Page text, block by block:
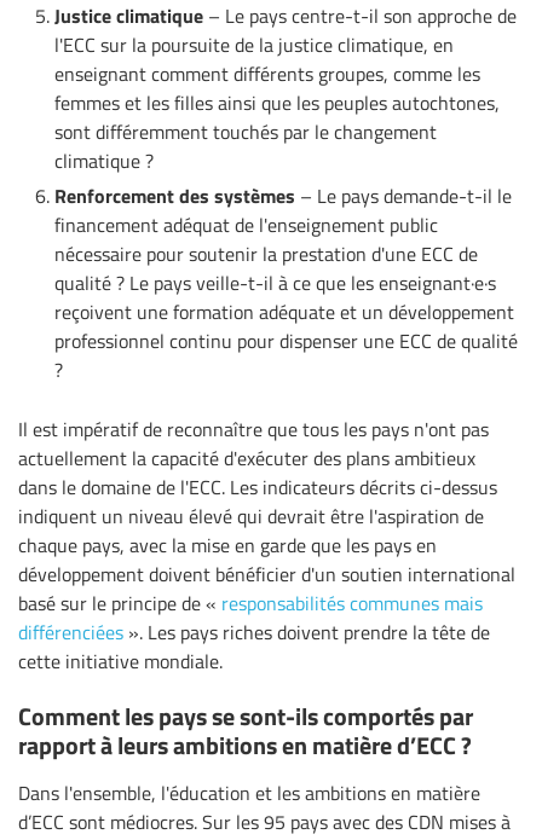
Justice climatique – Le pays centre-t-il son approche de
l'ECC sur la poursuite de la justice climatique, en
enseignant comment différents groupes, comme les
femmes et les filles ainsi que les peuples autochtones,
sont différemment touchés par le changement
climatique ?
Renforcement des systèmes – Le pays demande-t-il le
financement adéquat de l'enseignement public
nécessaire pour soutenir la prestation d'une ECC de
qualité ? Le pays veille-t-il à ce que les enseignant·e·s
reçoivent une formation adéquate et un développement
professionnel continu pour dispenser une ECC de qualité
?
Il est impératif de reconnaître que tous les pays n'ont pas
actuellement la capacité d'exécuter des plans ambitieux
dans le domaine de l'ECC. Les indicateurs décrits ci-dessus
indiquent un niveau élevé qui devrait être l'aspiration de
chaque pays, avec la mise en garde que les pays en
développement doivent bénéficier d'un soutien international
basé sur le principe de « responsabilités communes mais
différenciées ». Les pays riches doivent prendre la tête de
cette initiative mondiale.
Comment les pays se sont-ils comportés par
rapport à leurs ambitions en matière d’ECC ?
Dans l'ensemble, l'éducation et les ambitions en matière
d’ECC sont médiocres. Sur les 95 pays avec des CDN mises à